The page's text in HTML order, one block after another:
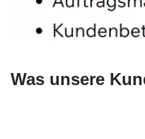
Was unsere